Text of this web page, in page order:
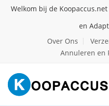
Welkom bij de
en
Over Ons
Annuleren en